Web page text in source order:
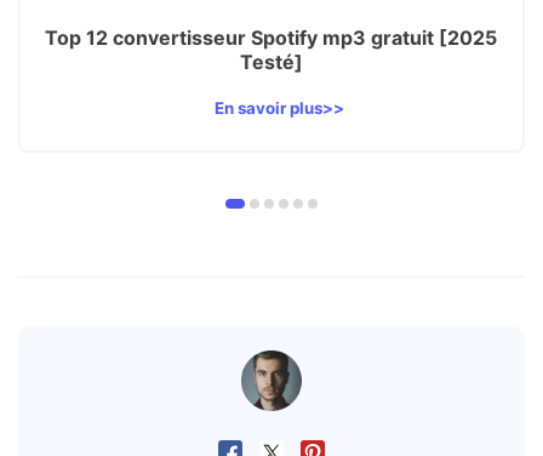
Top 12 convertisseur Spotify mp3 gratuit [2025
Testé]
En savoir plus>>